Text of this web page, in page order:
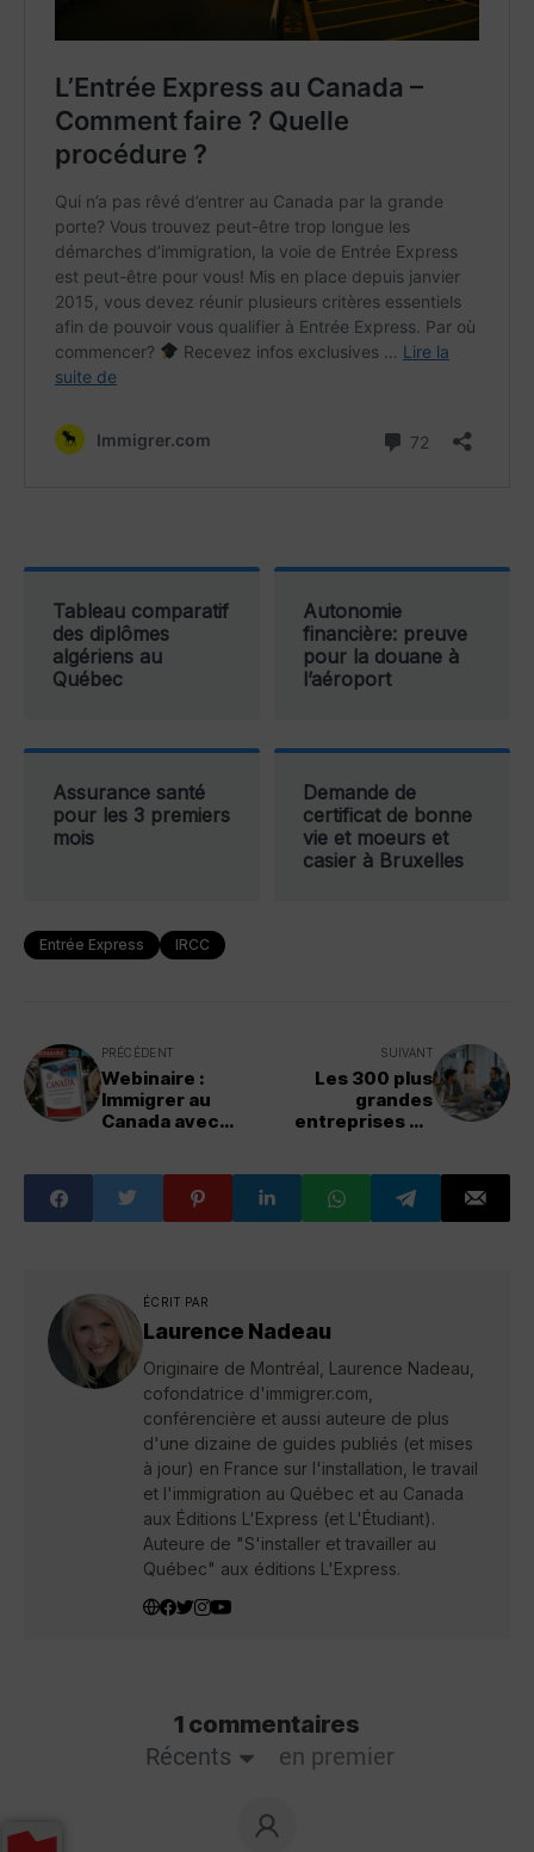
Tableau comparatif
des diplômes
algériens au
Québec
Autonomie
financière: preuve
pour la douane à
l’aéroport
Assurance santé
pour les 3 premiers
mois
Demande de
certificat de bonne
vie et moeurs et
casier à Bruxelles
Entrée Express IRCC
PRÉCÉDENT
Webinaire :
Immigrer au
Canada avec
SUIVANT
Les 300 plus
grandes
entreprises du
ÉCRIT PAR
Laurence Nadeau
Originaire de Montréal, Laurence Nadeau,
cofondatrice d'immigrer.com,
conférencière et aussi auteure de plus
d'une dizaine de guides publiés (et mises
à jour) en France sur l'installation, le travail
et l'immigration au Québec et au Canada
aux Éditions L'Express (et L'Étudiant).
Auteure de "S'installer et travailler au
Québec" aux éditions L'Express.
1 commentaires
Récents
en premier